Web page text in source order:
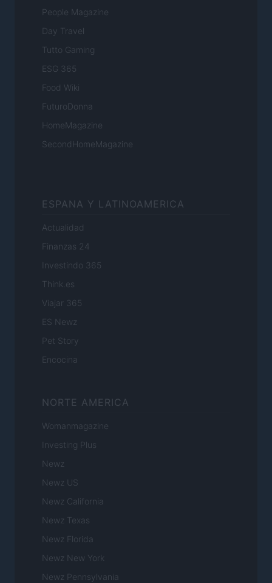
People Magazine
Day Travel
Tutto Gaming
ESG 365
Food Wiki
FuturoDonna
HomeMagazine
SecondHomeMagazine
ESPANA Y LATINOAMERICA
Actualidad
Finanzas 24
Investindo 365
Think.es
Viajar 365
ES Newz
Pet Story
Encocina
NORTE AMERICA
Womanmagazine
Investing Plus
Newz
Newz US
Newz California
Newz Texas
Newz Florida
Newz New York
Newz Pennsylvania